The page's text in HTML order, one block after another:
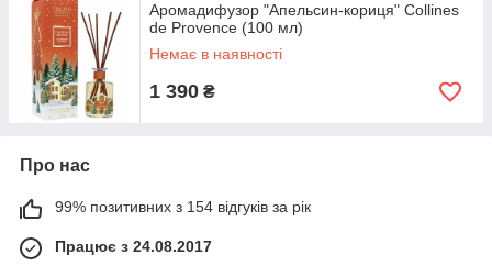
Аромадифузор "Апельсин-кориця" Collines
de Provence (100 мл)
Немає в наявності
1 390 ₴
Про нас
99% позитивних з 154 відгуків за рік
Працює з 24.08.2017